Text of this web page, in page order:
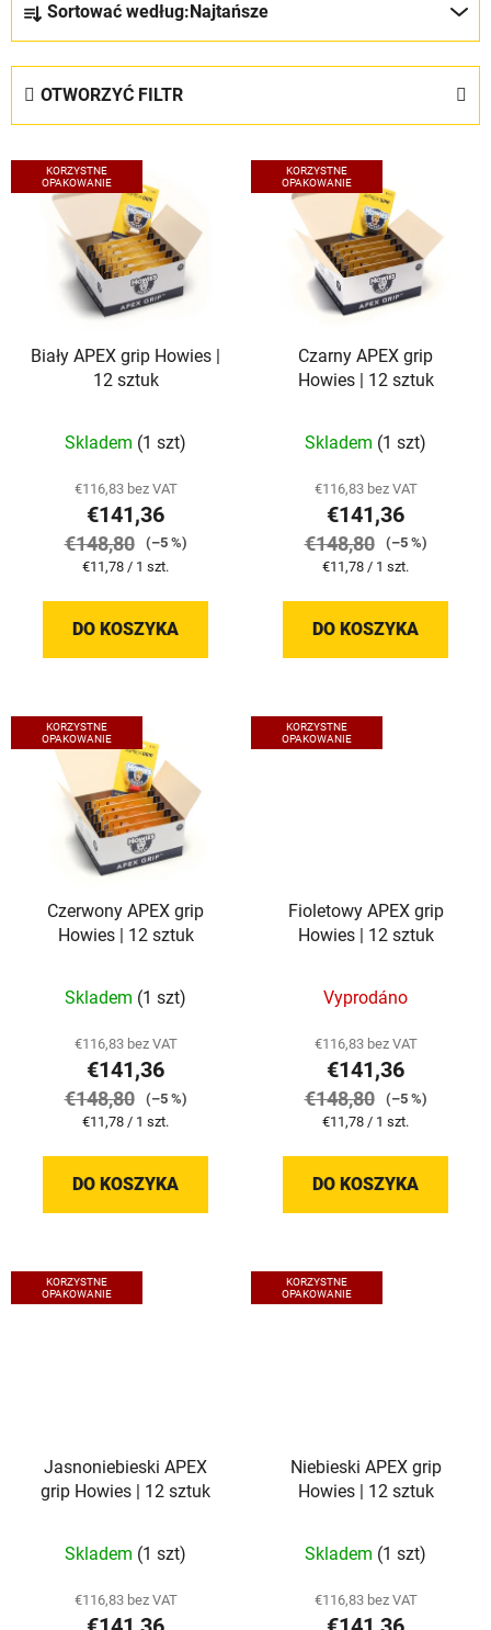
o
a
n
Sortować według:Najtańsze
OTWORZYĆ FILTR
L
i
KORZYSTNE
OPAKOWANIE
Biały APEX grip Howies |
12 sztuk
Skladem (1 szt)
€116,83 bez VAT
€141,36
€148,80
(–5 %)
Cena
€11,78 / 1 szt.
DO KOSZYKA
KORZYSTNE
OPAKOWANIE
Czarny APEX grip
Howies | 12 sztuk
Skladem (1 szt)
€116,83 bez VAT
€141,36
€148,80
(–5 %)
Cena
€11,78 / 1 szt.
DO KOSZYKA
KORZYSTNE
OPAKOWANIE
Czerwony APEX grip
Howies | 12 sztuk
Skladem (1 szt)
€116,83 bez VAT
€141,36
€148,80
(–5 %)
Cena
€11,78 / 1 szt.
DO KOSZYKA
KORZYSTNE
OPAKOWANIE
Fioletowy APEX grip
Howies | 12 sztuk
Vyprodáno
€116,83 bez VAT
€141,36
€148,80
(–5 %)
Cena
€11,78 / 1 szt.
DO KOSZYKA
KORZYSTNE
OPAKOWANIE
Jasnoniebieski APEX
grip Howies | 12 sztuk
Skladem (1 szt)
€116,83 bez VAT
KORZYSTNE
OPAKOWANIE
Niebieski APEX grip
Howies | 12 sztuk
Skladem (1 szt)
€116,83 bez VAT